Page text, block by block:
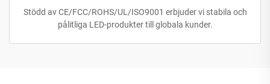
Stödd av CE/FCC/ROHS/UL/ISO9001 erbjuder vi stabila och
pålitliga LED-produkter till globala kunder.